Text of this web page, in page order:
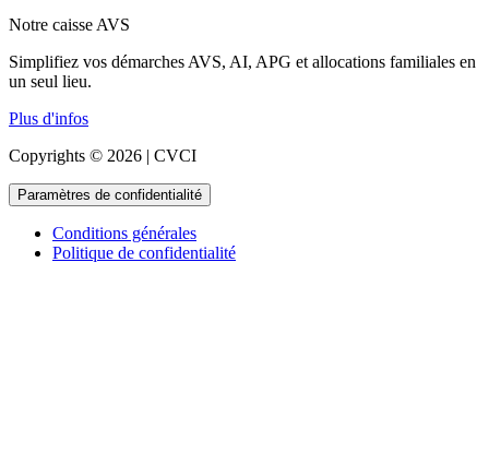
Notre caisse AVS
Simplifiez vos démarches AVS, AI, APG et allocations familiales en
un seul lieu.
Plus d'infos
Copyrights © 2026 | CVCI
Paramètres de confidentialité
Conditions générales
Politique de confidentialité